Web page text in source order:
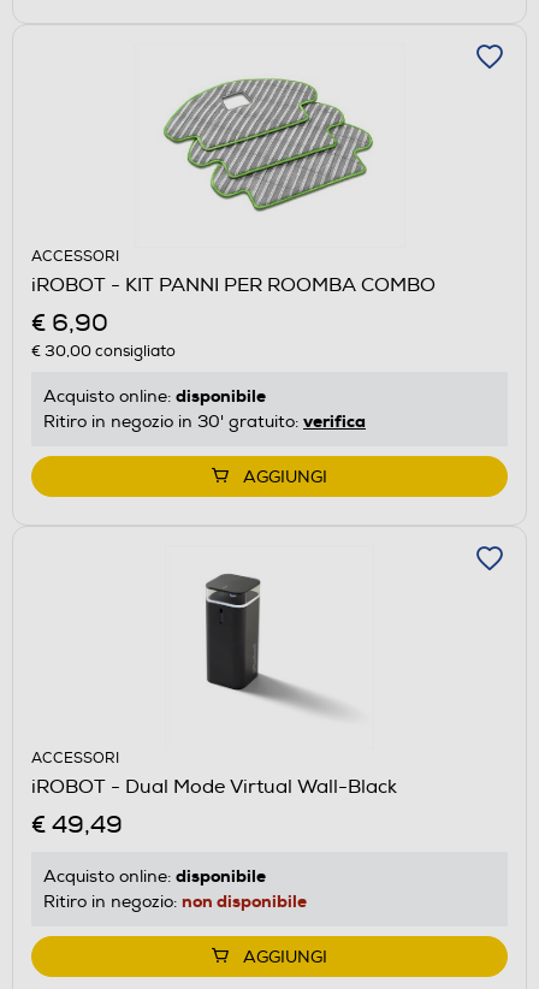
ACCESSORI
iROBOT - KIT PANNI PER ROOMBA COMBO
€ 6,90
€ 30,00consigliato
Acquisto online: disponibile
Ritiro in negozio in 30' gratuito: verifica
AGGIUNGI
ACCESSORI
iROBOT - Dual Mode Virtual Wall-Black
€ 49,49
Acquisto online: disponibile
Ritiro in negozio: non disponibile
AGGIUNGI